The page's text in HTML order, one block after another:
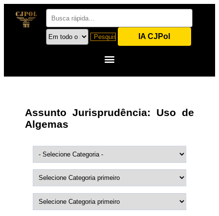
IA CJPol
Assunto Jurisprudência: Uso de
Algemas